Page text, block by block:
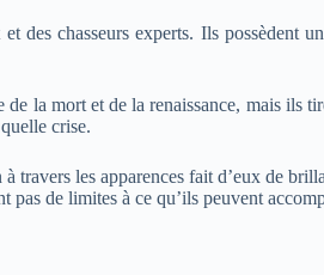
des chasseurs experts. Ils
la mort et de la renaissance, mais
crise.
les apparences fait d’eux de
de limites à ce qu’ils peuvent